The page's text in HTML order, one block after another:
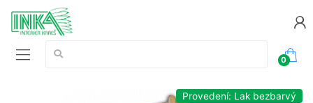
Vyhledávání:
0
Provedení: Lak bezbarvý